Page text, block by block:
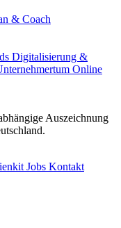
& Coach
Digitalisierung &
Online
Auszeichnung
Jobs Kontakt